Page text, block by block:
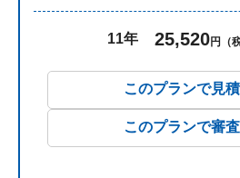
11年 25,520円（
このプランで見
このプランで審